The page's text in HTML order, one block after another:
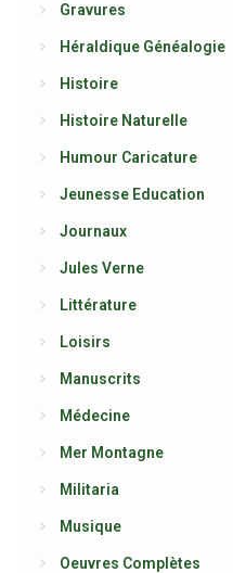
Gravures
Héraldique Généalogie
Histoire
Histoire Naturelle
Humour Caricature
Jeunesse Education
Journaux
Jules Verne
Littérature
Loisirs
Manuscrits
Médecine
Mer Montagne
Militaria
Musique
Oeuvres Complètes